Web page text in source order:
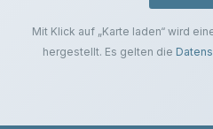
Mit Klick auf „Karte laden“ wird
hergestellt. Es gelten die